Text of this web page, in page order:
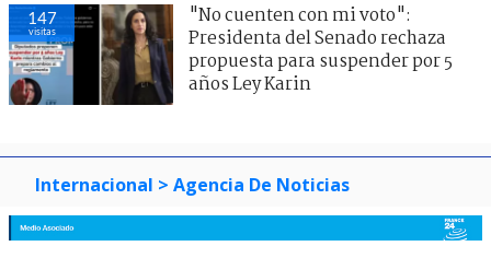
147
visitas
"No cuenten con mi voto":
Presidenta del Senado rechaza
propuesta para suspender por 5
años Ley Karin
Internacional > Agencia De Noticias